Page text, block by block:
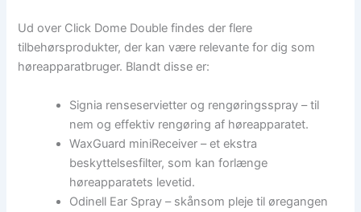
Ud over Click Dome Double findes der flere
tilbehørsprodukter, der kan være relevante for dig som
høreapparatbruger. Blandt disse er:
Signia renseservietter og rengøringsspray – til
nem og effektiv rengøring af høreapparatet.
WaxGuard miniReceiver – et ekstra
beskyttelsesfilter, som kan forlænge
høreapparatets levetid.
Odinell Ear Spray – skånsom pleje til øregangen